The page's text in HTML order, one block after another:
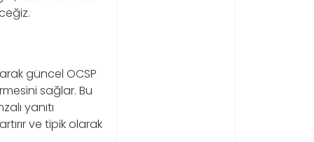
güncel OCSP
sağlar. Bu
yanıtı
ve tipik olarak